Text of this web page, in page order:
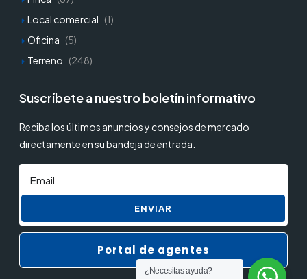
Local comercial (1)
Oficina (5)
Terreno (248)
Suscríbete a nuestro boletín informativo
Reciba los últimos anuncios y consejos de mercado
directamente en su bandeja de entrada.
ENVIAR
Portal de agentes
¿Necesitas ayuda?